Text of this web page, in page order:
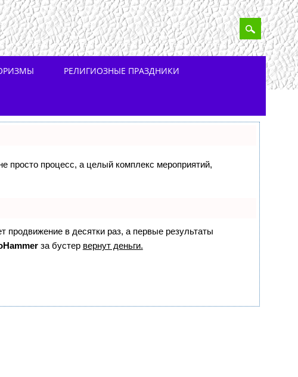
РЕЛИГИОЗНЫЕ ПРАЗДНИКИ
просто процесс, а целый комплекс мероприятий,
продвижение в десятки раз, а первые результаты
за бустер вернут деньги.